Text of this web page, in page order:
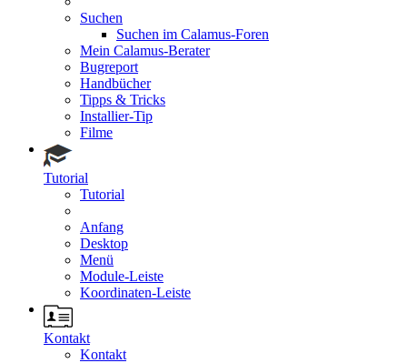
Suchen
Suchen im Calamus-Foren
Mein Calamus-Berater
Bugreport
Handbücher
Tipps & Tricks
Installier-Tip
Filme
Tutorial
Tutorial
Anfang
Desktop
Menü
Module-Leiste
Koordinaten-Leiste
Kontakt
Kontakt